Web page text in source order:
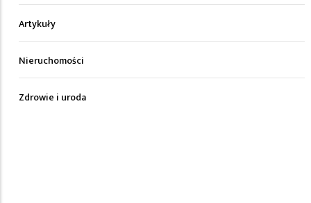
Artykuły
Nieruchomości
Zdrowie i uroda